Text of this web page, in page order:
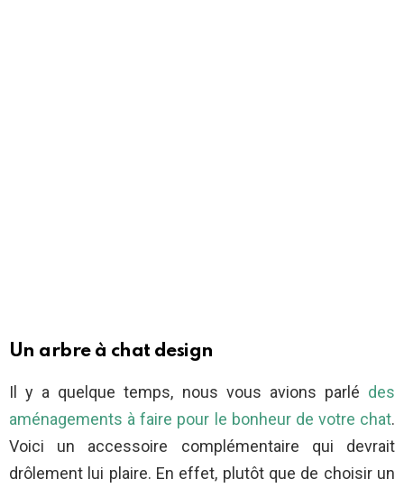
Un arbre à chat design
Il y a quelque temps, nous vous avions parlé des
aménagements à faire pour le bonheur de votre chat.
Voici un accessoire complémentaire qui devrait
drôlement lui plaire. En effet, plutôt que de choisir un